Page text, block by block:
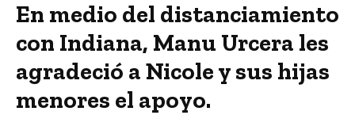
En medio del distanciamiento
con Indiana, Manu Urcera les
agradeció a Nicole y sus hijas
menores el apoyo.